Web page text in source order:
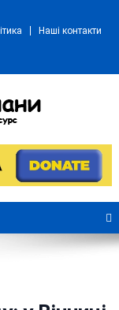
Наші контакти